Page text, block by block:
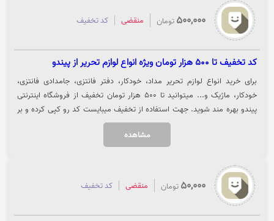
500,000 تومان منقضی کد تخفیف
کد تخفیف تا 500 هزار تومان ویژه انواع لوازم تحریر از پیندو
برای خرید انواع لوازم تحریر مداد، خودکار، دفتر فانتزی، جامدادی فانتزی،
خودکار، ماژیک و... میتوانید تا 500 هزار تومان تخفیف از فروشگاه اینترنتی
پیندو بهره مند شوید. جهت استفاده از تخفیف میبایست کد رو کپی کرده و بر
روی گزینه "خرید کنید" کلیک نمایید.
مشاهده
50,000 تومان منقضی کد تخفیف